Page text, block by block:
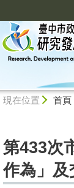
現在位置 首頁
第433次
作為」及